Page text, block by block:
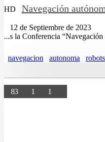
HD Navegación
12 de Septiembre de 2023
...s la Conferencia
navegacion autonoma robots
83 1 1